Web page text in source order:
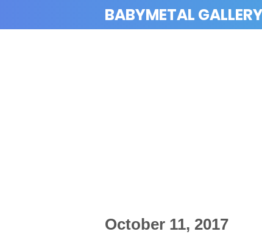
BABYMETAL
October 11, 2017